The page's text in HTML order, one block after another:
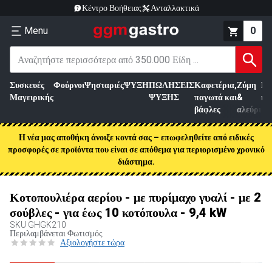
Κέντρο Βοήθειας Ανταλλακτικά
Menu 0
Συσκευές
Μαγειρικής
ΦούρνοιΨησταριέςΨΥΞΗΠΩΛΗΣΕΙΣ
ΨΥΞΗΣ
Καφετέρια,
παγωτά και
βάφλες
Ζύμη
&
αλεύρι
Η νέα μας αποθήκη άνοιξε κοντά σας – επωφεληθείτε από ειδικές
προσφορές σε προϊόντα που είναι σε απόθεμα για περιορισμένο χρονικό
διάστημα.
Κοτοπουλιέρα αερίου - με πυρίμαχο γυαλί - με 2
σούβλες - για έως 10 κοτόπουλα - 9,4 kW
SKU GHGK210
Περιλαμβάνεται Φωτισμός
Αξιολογήστε τώρα